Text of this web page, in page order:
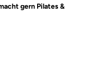
gern Pilates &